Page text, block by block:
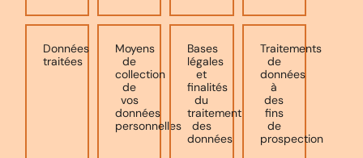
Données
traitées
Moyens
de
collection
de
vos
données
personnelles
Bases
légales
et
finalités
du
traitement
des
données
Traitements
de
données
à
des
fins
de
prospection